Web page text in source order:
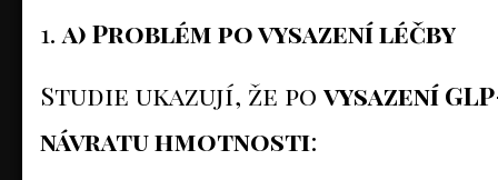
a) Problém po vysazení léčby
Studie ukazují, že po vysazení
návratu hmotnosti: